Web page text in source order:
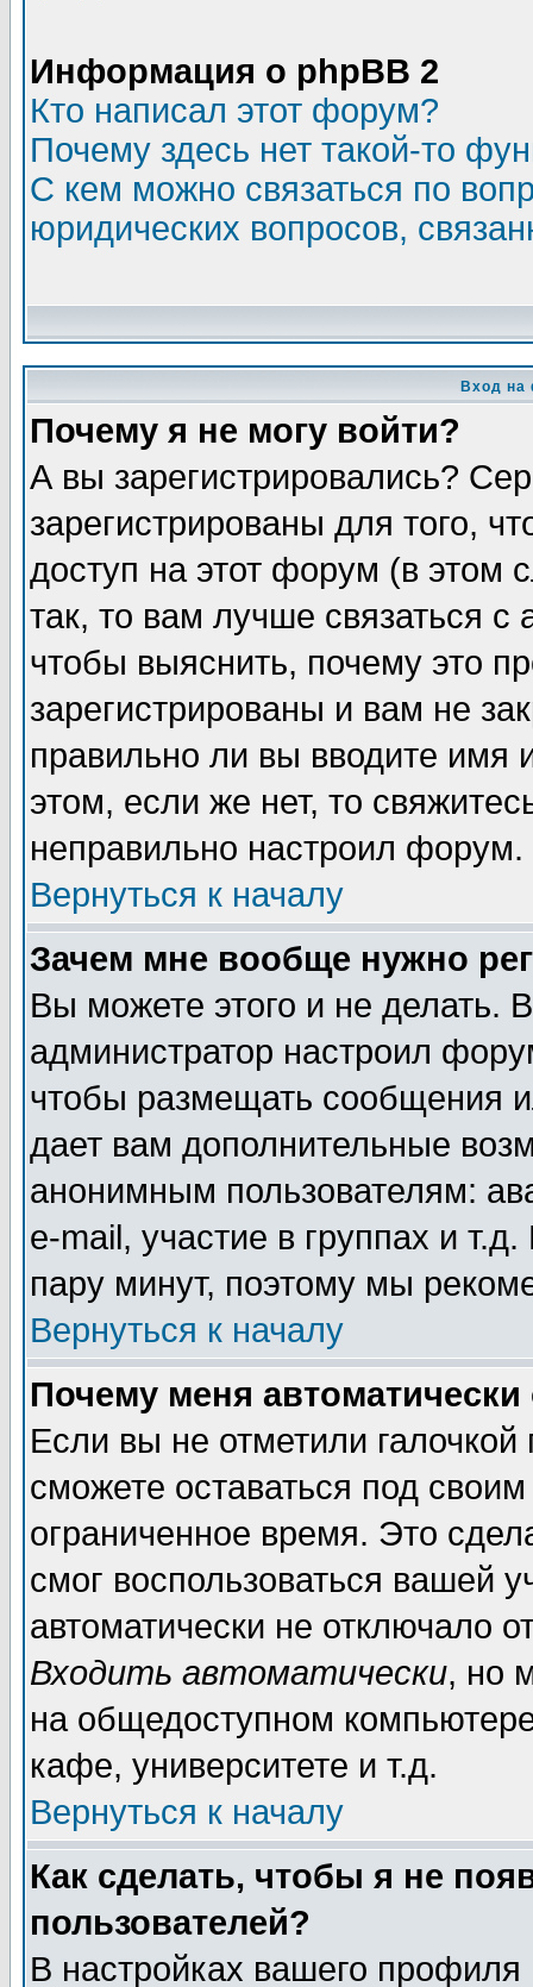
Информация о phpBB 2
Кто написал этот форум?
Почему здесь нет такой-то
С кем можно связаться по
юридических вопросов,
Вход на
Почему я не могу войти?
А вы зарегистрировались?
зарегистрированы для того,
доступ на этот форум (в этом
так, то вам лучше связаться
чтобы выяснить, почему это
зарегистрированы и вам не
правильно ли вы вводите
этом, если же нет, то
неправильно настроил форум.
Вернуться к началу
Зачем мне вообще нужно
Вы можете этого и не делать.
администратор настроил
чтобы размещать сообщения
дает вам дополнительные
анонимным пользователям:
e-mail, участие в группах и
пару минут, поэтому мы
Вернуться к началу
Почему меня автоматически
Если вы не отметили галочкой
сможете оставаться под
ограниченное время. Это
смог воспользоваться вашей
автоматически не отключало
Входить автоматически, но
на общедоступном
кафе, университете и т.д.
Вернуться к началу
Как сделать, чтобы я не
пользователей?
В настройках вашего